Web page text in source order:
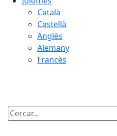
Català
Castellà
Anglès
Alemany
Francès
Cercar: